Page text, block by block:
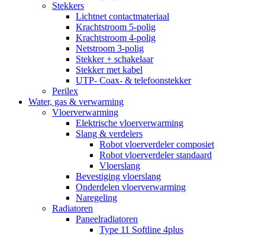
Stekkers
Lichtnet contactmateriaal
Krachtstroom 5-polig
Krachtstroom 4-polig
Netstroom 3-polig
Stekker + schakelaar
Stekker met kabel
UTP- Coax- & telefoonstekker
Perilex
Water, gas & verwarming
Vloerverwarming
Elektrische vloerverwarming
Slang & verdelers
Robot vloerverdeler composiet
Robot vloerverdeler standaard
Vloerslang
Bevestiging vloerslang
Onderdelen vloerverwarming
Naregeling
Radiatoren
Paneelradiatoren
Type 11 Softline 4plus